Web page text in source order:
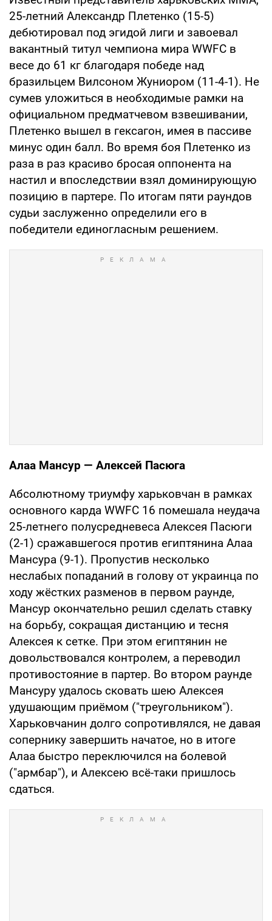
25-летний Александр Плетенко (15-5)
дебютировал под эгидой лиги и завоевал
вакантный титул чемпиона мира WWFC в
весе до 61 кг благодаря победе над
бразильцем Вилсоном Жуниором (11-4-1). Не
сумев уложиться в необходимые рамки на
официальном предматчевом взвешивании,
Плетенко вышел в гексагон, имея в пассиве
минус один балл. Во время боя Плетенко из
раза в раз красиво бросая оппонента на
настил и впоследствии взял доминирующую
позицию в партере. По итогам пяти раундов
судьи заслуженно определили его в
победители единогласным решением.
Алаа Мансур — Алексей Пасюга
Абсолютному триумфу харьковчан в рамках
основного карда WWFC 16 помешала неудача
25-летнего полусредневеса Алексея Пасюги
(2-1) сражавшегося против египтянина Алаа
Мансура (9-1). Пропустив несколько
неслабых попаданий в голову от украинца по
ходу жёстких разменов в первом раунде,
Мансур окончательно решил сделать ставку
на борьбу, сокращая дистанцию и тесня
Алексея к сетке. При этом египтянин не
довольствовался контролем, а переводил
противостояние в партер. Во втором раунде
Мансуру удалось сковать шею Алексея
удушающим приёмом ("треугольником").
Харьковчанин долго сопротивлялся, не давая
сопернику завершить начатое, но в итоге
Алаа быстро переключился на болевой
("армбар"), и Алексею всё-таки пришлось
сдаться.